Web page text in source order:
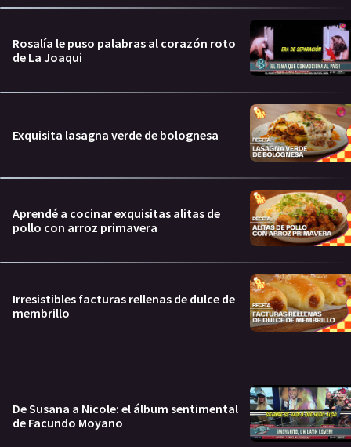
Rosalía le puso palabras al corazón roto
de La Joaqui
Exquisita lasagna verde de bolognesa
Aprendé a cocinar exquisitas alitas de
pollo con arroz primavera
Irresistibles facturas rellenas de dulce de
membrillo
De Susana a Nicole: el álbum sentimental
de Facundo Moyano